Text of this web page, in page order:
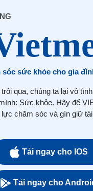
sóc sức khỏe cho gia
qua, chúng ta lại vô
Sức khỏe. Hãy để
chăm sóc và gìn giữ
Tải ngay cho IOS
Tải ngay cho